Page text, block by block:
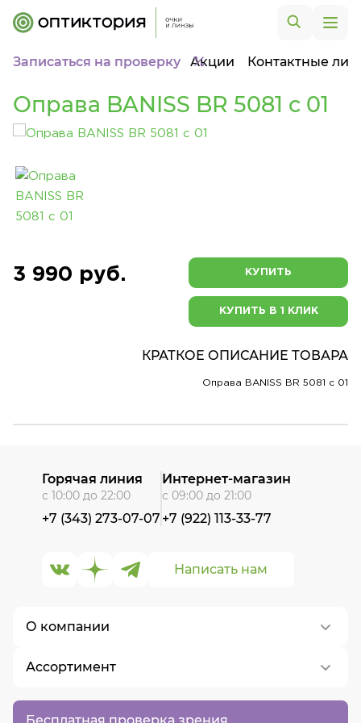
Записаться на проверку Акции Контактные
Оправа BANISS BR 5081 c 01
3 990 руб. КУПИТЬ
КУПИТЬ В 1 КЛИК
КРАТКОЕ ОПИСАНИЕ ТОВАРА
Оправа BANISS BR 5081 c 01
Бесплатная проверка зрения
О компании
О нас
Контакты
Ассортимент
Написать нам
Горячая линия
с 10:00 до 22:00
+7 (343) 273-07-07
Интернет-магазин
с 09:00 до 21:00
+7 (922) 113-33-77